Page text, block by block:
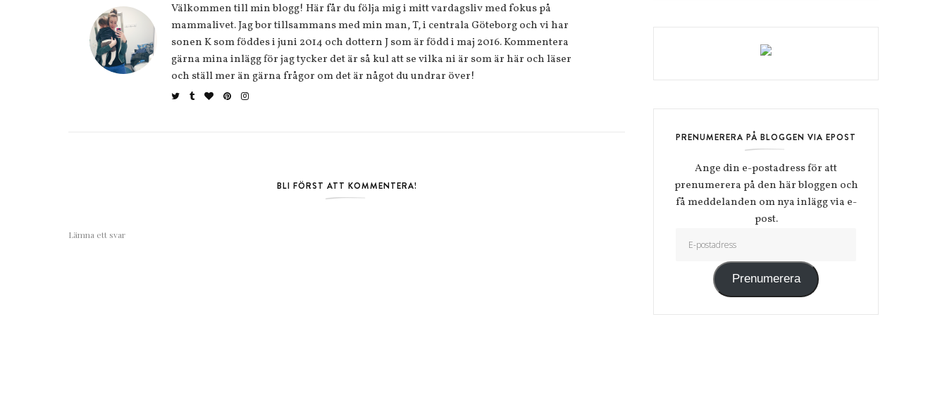
Välkommen till min blogg! Här får du följa mig i mitt vardagsliv med fokus på
mammalivet. Jag bor tillsammans med min man, T, i centrala Göteborg och vi har
sonen K som föddes i juni 2014 och dottern J som är född i maj 2016. Kommentera
gärna mina inlägg för jag tycker det är så kul att se vilka ni är som är här och läser
och ställ mer än gärna frågor om det är något du undrar över!
BLI FÖRST ATT KOMMENTERA!
Lämna ett svar
PRENUMERERA PÅ BLOGGEN VIA EPOST
Ange din e-postadress för att
prenumerera på den här bloggen och
få meddelanden om nya inlägg via e-
post.
Prenumerera